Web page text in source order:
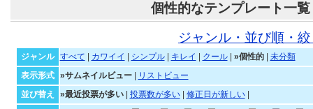
個性的なテンプレート一覧
ジャンル・並び順・
ジャンル すべて カワイイ シンプル| キレイ クール| »個性的| 未分類
表示形式
»サムネイルビュー|
リストビュー
並び替え
»最近投票が多い| 投票数が多い| 修正日が新しい|